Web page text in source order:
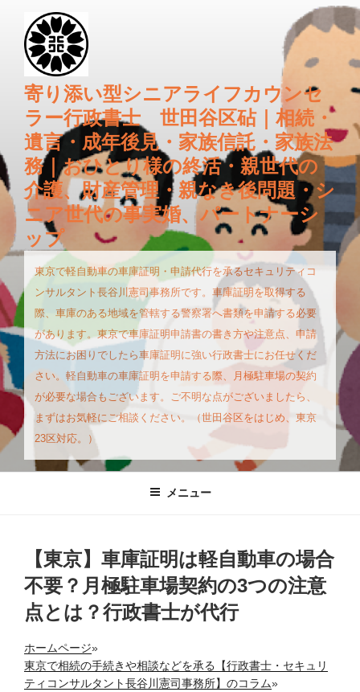
ッ
プ
寄り添い型シニアライフカウンセ
ラー行政書士 世田谷区砧｜相続・
遺言・成年後見・家族信託・家族法
務｜おひとり様の終活・親世代の
介護、財産管理・親なき後問題・シ
ニア世代の事実婚、パートナーシ
ップ
東京で軽自動車の車庫証明・申請代行を承るセキュリティコ
ンサルタント長谷川憲司事務所です。車庫証明を取得する
際、車庫のある地域を管轄する警察署へ書類を申請する必要
があります。東京で車庫証明申請書の書き方や注意点、申請
方法にお困りでしたら車庫証明に強い行政書士にお任せくだ
さい。軽自動車の車庫証明を申請する際、月極駐車場の契約
が必要な場合もございます。ご不明な点がございましたら、
まずはお気軽にご相談ください。（世田谷区をはじめ、東京
23区対応。）
メニュー
【東京】車庫証明は軽自動車の場合
不要？月極駐車場契約の3つの注意
点とは？行政書士が代行
ホームページ»
東京で相続の手続きや相談などを承る【行政書士・セキュリ
ティコンサルタント長谷川憲司事務所】のコラム»